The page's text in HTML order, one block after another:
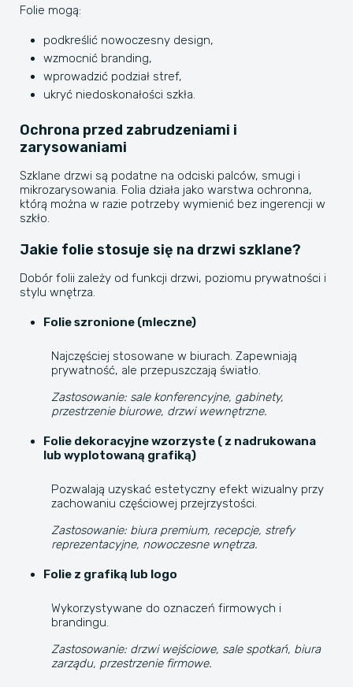
Folie mogą:
podkreślić nowoczesny design,
wzmocnić branding,
wprowadzić podział stref,
ukryć niedoskonałości szkła.
Ochrona przed zabrudzeniami i
zarysowaniami
Szklane drzwi są podatne na odciski palców, smugi i
mikrozarysowania. Folia działa jako warstwa ochronna,
którą można w razie potrzeby wymienić bez ingerencji w
szkło.
Jakie folie stosuje się na drzwi szklane?
Dobór folii zależy od funkcji drzwi, poziomu prywatności i
stylu wnętrza.
Folie szronione (mleczne)
Najczęściej stosowane w biurach. Zapewniają
prywatność, ale przepuszczają światło.
Zastosowanie: sale konferencyjne, gabinety,
przestrzenie biurowe, drzwi wewnętrzne.
Folie dekoracyjne wzorzyste ( z nadrukowana
lub wyplotowaną grafiką)
Pozwalają uzyskać estetyczny efekt wizualny przy
zachowaniu częściowej przejrzystości.
Zastosowanie: biura premium, recepcje, strefy
reprezentacyjne, nowoczesne wnętrza.
Folie z grafiką lub logo
Wykorzystywane do oznaczeń firmowych i
brandingu.
Zastosowanie: drzwi wejściowe, sale spotkań, biura
zarządu, przestrzenie firmowe.